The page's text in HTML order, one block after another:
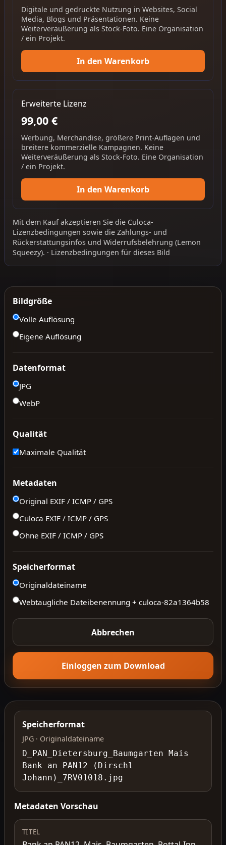
Digitale und gedruckte Nutzung in Websites, Social
Media, Blogs und Präsentationen. Keine
Weiterveräußerung als Stock-Foto. Eine Organisation
/ ein Projekt.
In den Warenkorb
Erweiterte Lizenz
99,00 €
Werbung, Merchandise, größere Print-Auflagen und
breitere kommerzielle Kampagnen. Keine
Weiterveräußerung als Stock-Foto. Eine Organisation
/ ein Projekt.
In den Warenkorb
Mit dem Kauf akzeptieren Sie die Culoca-
Lizenzbedingungen sowie die Zahlungs- und
Rückerstattungsinfos und Widerrufsbelehrung (Lemon
Squeezy). · Lizenzbedingungen für dieses Bild
Bildgröße
Volle Auflösung
Eigene Auflösung
Datenformat
JPG
WebP
Qualität
Maximale Qualität
Metadaten
Original EXIF / ICMP / GPS
Culoca EXIF / ICMP / GPS
Ohne EXIF / ICMP / GPS
Speicherformat
Originaldateiname
Webtaugliche Dateibenennung + culoca-82a1364b58
Abbrechen
Einloggen zum Download
Speicherformat
JPG · Originaldateiname
D_PAN_Dietersburg_Baumgarten Mais
Bank an PAN12 (Dirschl
Johann)_7RV01018.jpg
Metadaten Vorschau
TITEL